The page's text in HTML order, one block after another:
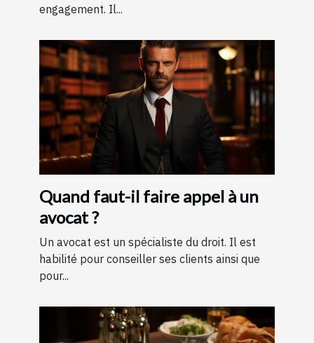
engagement. Il...
Quand faut-il faire appel à un
avocat ?
Un avocat est un spécialiste du droit. Il est
habilité pour conseiller ses clients ainsi que
pour...